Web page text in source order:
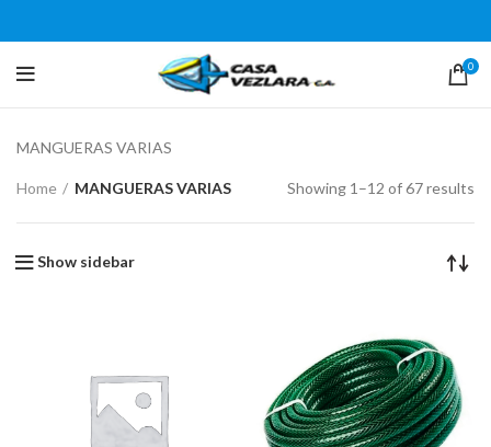
0
MANGUERAS VARIAS
Home MANGUERAS VARIAS Showing 1–12 of 67 results
Show sidebar